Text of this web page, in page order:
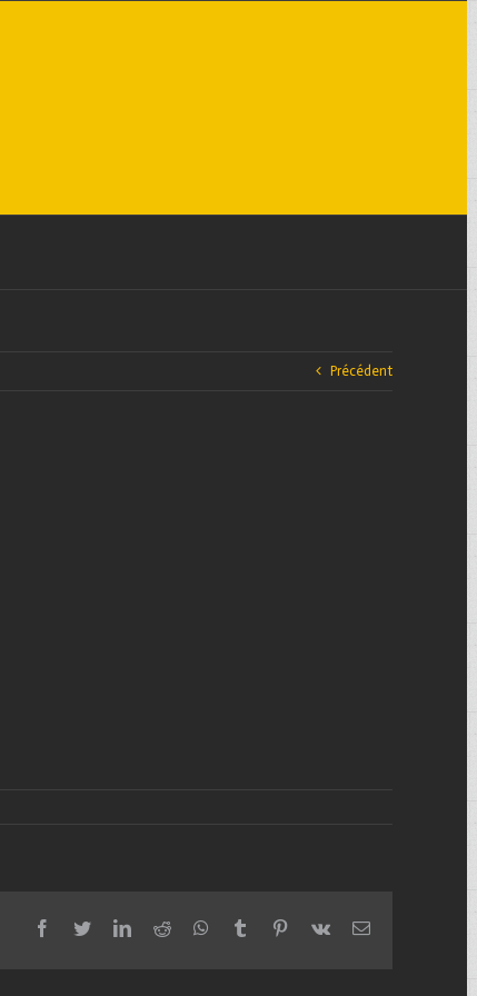
Précédent
facebook
twitterlinkedinredditwhatsapptumblrpinterest
vk Email